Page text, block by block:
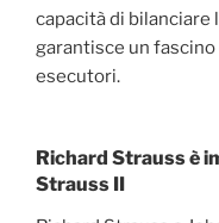
capacità di bilanciare
garantisce un
esecutori.
Richard Strauss è
Strauss II